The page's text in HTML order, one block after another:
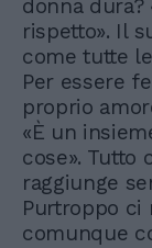
donna
rispetto». Il
come tutte
Per essere
proprio
«È un
cose». Tutto
raggiunge
Purtroppo ci
comunque